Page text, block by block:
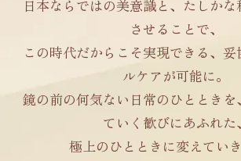
日本ならではの美意識と、たしか
させることで、
この時代だからこそ実現できる、妥
ルケアが可能に。
鏡の前の何気ない日常のひとときを
ていく歓びにあふれた、
極上のひとときに変えていき